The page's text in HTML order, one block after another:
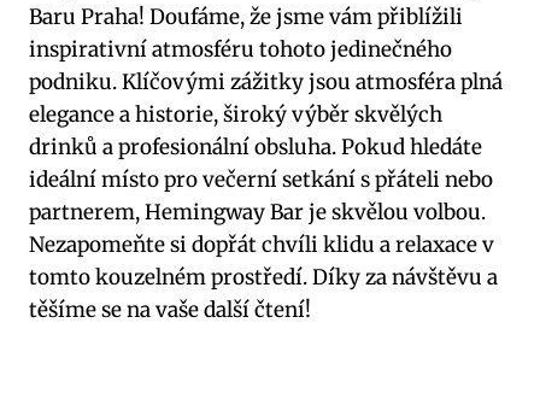
Baru Praha! Doufáme, že jsme vám přiblížili
inspirativní atmosféru tohoto jedinečného
podniku. Klíčovými zážitky jsou atmosféra plná
elegance a historie, široký výběr skvělých
drinků a profesionální obsluha. Pokud hledáte
ideální místo pro večerní setkání s přáteli nebo
partnerem, Hemingway Bar je skvělou volbou.
Nezapomeňte si dopřát chvíli klidu a relaxace v
tomto kouzelném prostředí. Díky za návštěvu a
těšíme se na vaše další čtení!